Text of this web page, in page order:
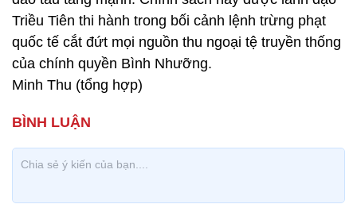
Triều Tiên thi hành trong bối cảnh lệnh trừng phạt
quốc tế cắt đứt mọi nguồn thu ngoại tệ truyền thống
của chính quyền Bình Nhưỡng.
Minh Thu (tổng hợp)